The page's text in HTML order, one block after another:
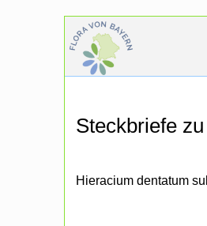
Steckbriefe
Hieracium dentatum